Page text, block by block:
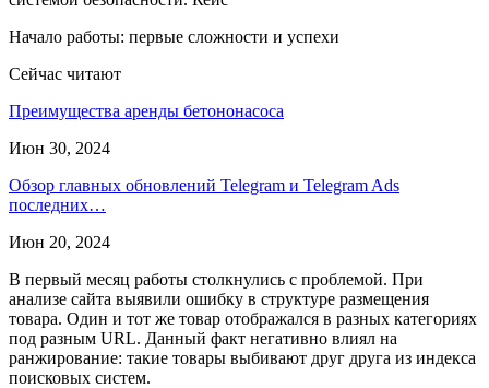
Начало работы: первые сложности и успехи
Сейчас читают
Преимущества аренды бетононасоса
Июн 30, 2024
Обзор главных обновлений Telegram и Telegram Ads
последних…
Июн 20, 2024
В первый месяц работы столкнулись с проблемой. При
анализе сайта выявили ошибку в структуре размещения
товара. Один и тот же товар отображался в разных категориях
под разным URL. Данный факт негативно влиял на
ранжирование: такие товары выбивают друг друга из индекса
поисковых систем.